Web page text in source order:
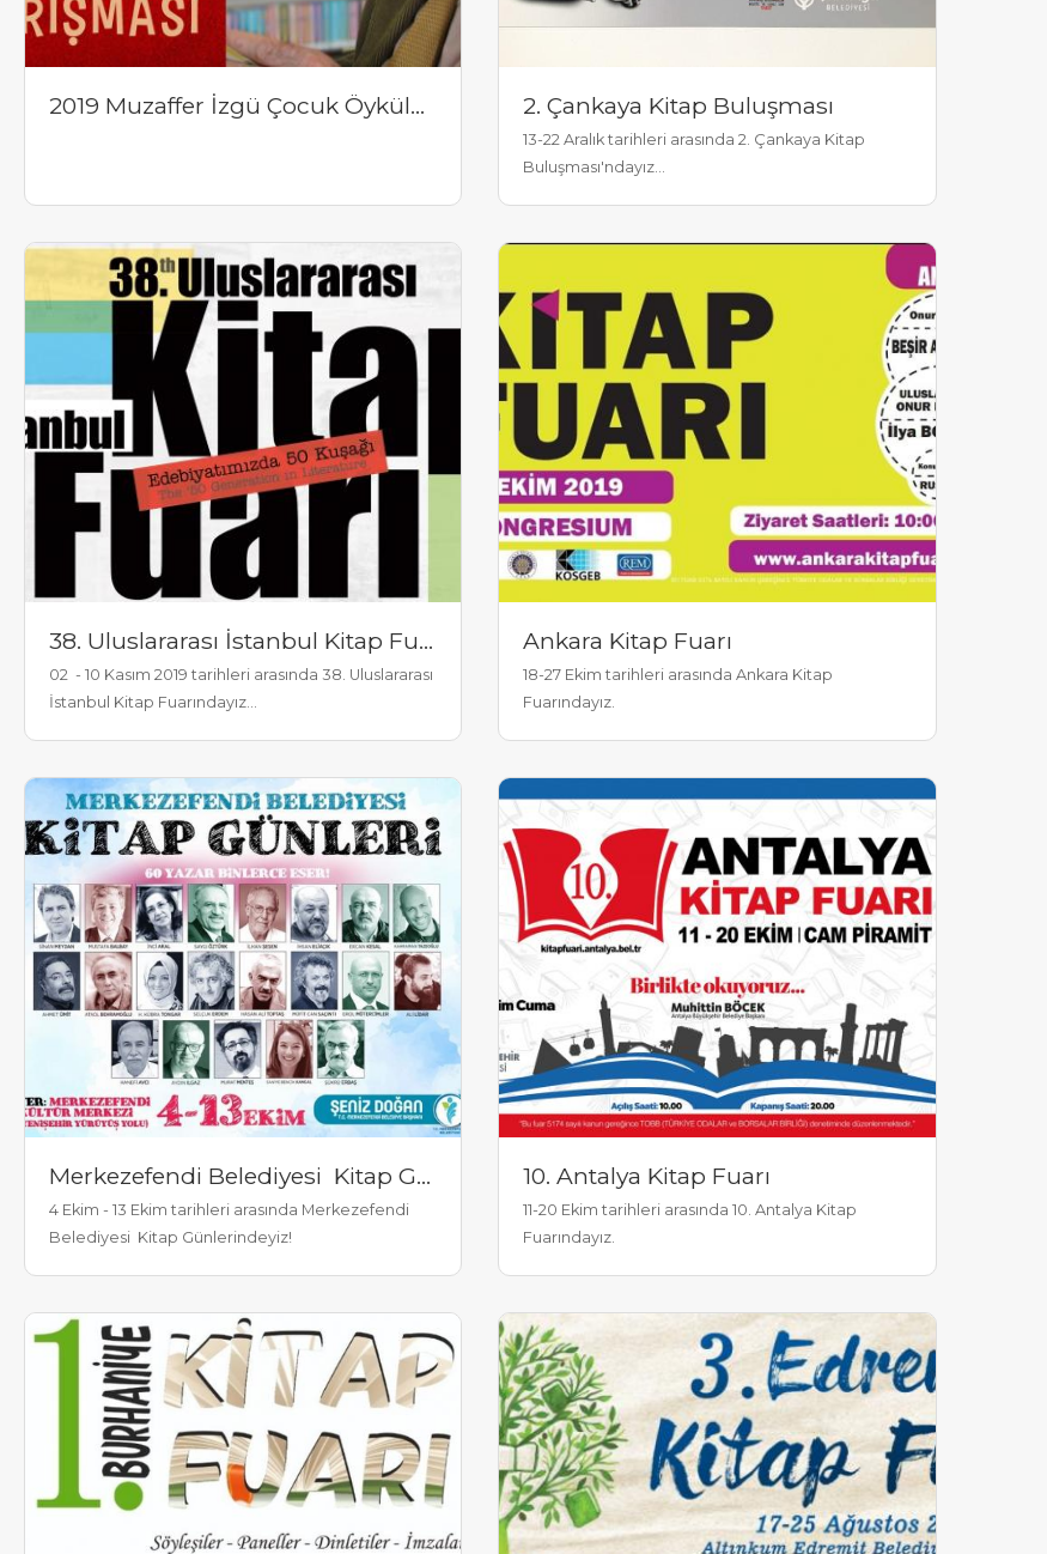
2019 Muzaffer İzgü Çocuk Öyküleri Yarışması Sonuçlandı. 2. Çankaya Kitap Buluşması
13-22 Aralık tarihleri arasında 2. Çankaya Kitap
Buluşması'ndayız...
38. Uluslararası İstanbul Kitap Fuarı
02 - 10 Kasım 2019 tarihleri arasında 38. Uluslararası
İstanbul Kitap Fuarındayız...
Ankara Kitap Fuarı
18-27 Ekim tarihleri arasında Ankara Kitap
Fuarındayız.
Merkezefendi Belediyesi Kitap Günleri
4 Ekim - 13 Ekim tarihleri arasında Merkezefendi
Belediyesi Kitap Günlerindeyiz!
10. Antalya Kitap Fuarı
11-20 Ekim tarihleri arasında 10. Antalya Kitap
Fuarındayız.